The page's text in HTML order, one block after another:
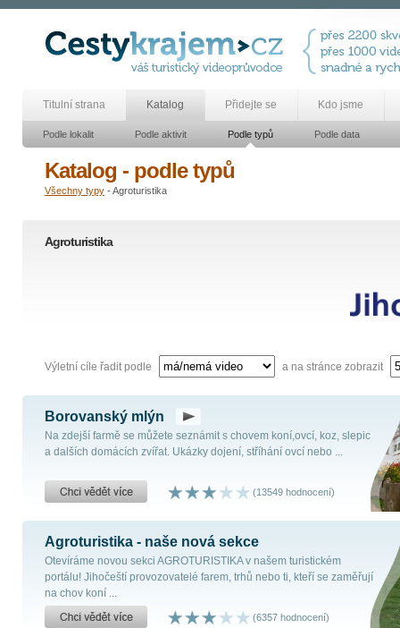
Titulní strana Katalog Přidejte se Kdo jsme
Podle lokalit Podle aktivit Podle typů Podle data
Katalog - podle typů
Všechny typy - Agroturistika
Agroturistika
Výletní cíle řadit podle a na stránce zobrazit
Borovanský mlýn
Na zdejší farmě se můžete seznámit s chovem koní,ovcí, koz, slepic
a dalších domácích zvířat. Ukázky dojení, stříhání ovcí nebo ...
(13549 hodnocení)
Agroturistika - naše nová sekce
Otevíráme novou sekci AGROTURISTIKA v našem turistickém
portálu! Jihočeští provozovatelé farem, trhů nebo ti, kteří se zaměřují
na chov koní ...
(6357 hodnocení)